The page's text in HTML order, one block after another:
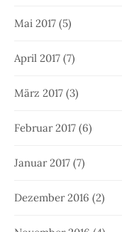
Mai 2017 (5)
April 2017 (7)
März 2017 (3)
Februar 2017 (6)
Januar 2017 (7)
Dezember 2016 (2)